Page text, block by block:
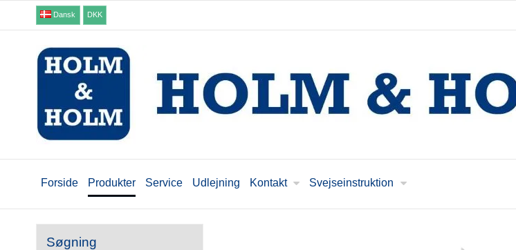
Dansk DKK
Forside Produkter Service Udlejning Kontakt Svejseinstruktion
Søgning